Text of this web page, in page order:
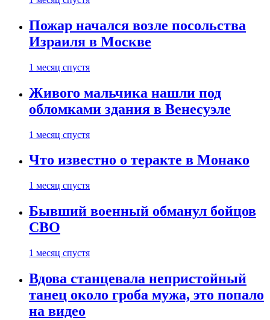
Пожар начался возле посольства
Израиля в Москве
1 месяц спустя
Живого мальчика нашли под
обломками здания в Венесуэле
1 месяц спустя
Что известно о теракте в Монако
1 месяц спустя
Бывший военный обманул бойцов
СВО
1 месяц спустя
Вдова станцевала непристойный
танец около гроба мужа, это попало
на видео